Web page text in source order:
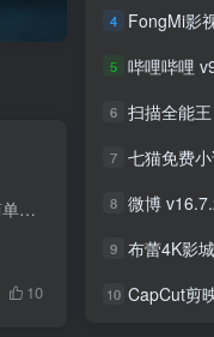
昊昊听书是一款非常好用的手机听书工具软件，用户可以通过使用昊昊听书强大的功能，简单轻松的找到各种优质的书籍资源进行收听，为用户提供了更多舒适的收听模式，可以为用户在冬天的时候解放双...
10
4 FongMi影视
5 哔哩哔哩
6 扫描全能王
7 七猫免费
8 微博 v16.7.2-内置
9 布蕾4K影城-免
10 CapCut剪映国际